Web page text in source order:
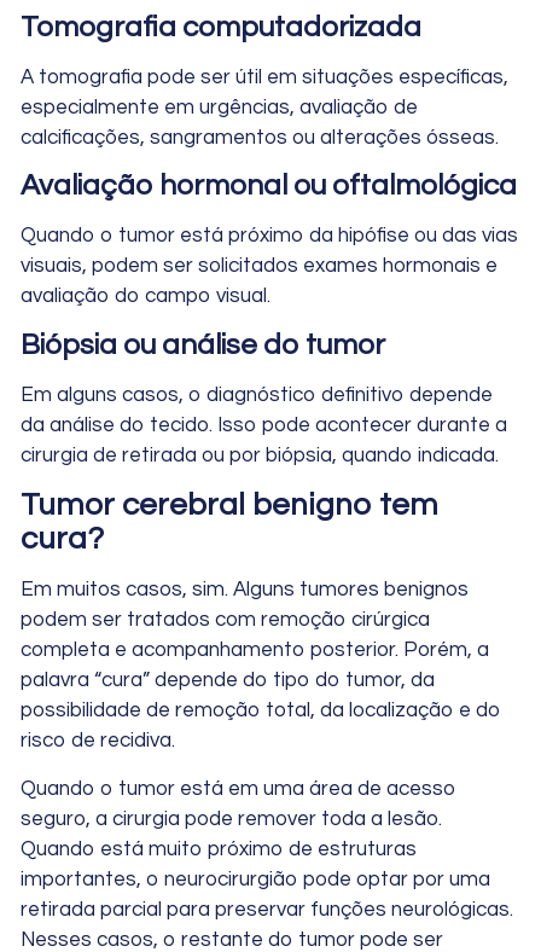
Tomografia computadorizada
A tomografia pode ser útil em situações específicas,
especialmente em urgências, avaliação de
calcificações, sangramentos ou alterações ósseas.
Avaliação hormonal ou oftalmológica
Quando o tumor está próximo da hipófise ou das vias
visuais, podem ser solicitados exames hormonais e
avaliação do campo visual.
Biópsia ou análise do tumor
Em alguns casos, o diagnóstico definitivo depende
da análise do tecido. Isso pode acontecer durante a
cirurgia de retirada ou por biópsia, quando indicada.
Tumor cerebral benigno tem
cura?
Em muitos casos, sim. Alguns tumores benignos
podem ser tratados com remoção cirúrgica
completa e acompanhamento posterior. Porém, a
palavra “cura” depende do tipo do tumor, da
possibilidade de remoção total, da localização e do
risco de recidiva.
Quando o tumor está em uma área de acesso
seguro, a cirurgia pode remover toda a lesão.
Quando está muito próximo de estruturas
importantes, o neurocirurgião pode optar por uma
retirada parcial para preservar funções neurológicas.
Nesses casos, o restante do tumor pode ser